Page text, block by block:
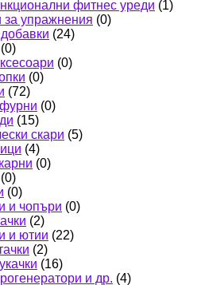
фитнес уреди (1)
за упражнения (0)
(24)
(0)
(0)
(0)
(72)
(0)
(15)
скари (5)
(4)
(0)
(0)
(0)
и чопъри (0)
(2)
и ютии (22)
(2)
(16)
и др. (4)